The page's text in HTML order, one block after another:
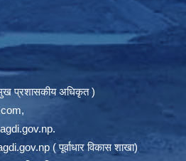
प्रशासकीय अधिकृत )
,
.
( पूर्वाधार विकास शाखा)